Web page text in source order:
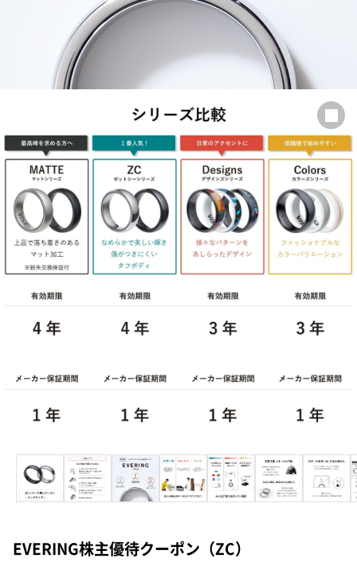
EVERING株主優待クーポン（ZC）